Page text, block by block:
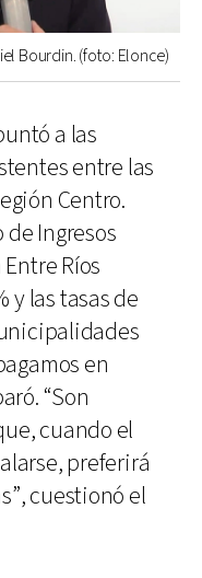
Bourdin. (foto: Elonce)
a las
entre las
Centro.
Ingresos
Ríos
y las tasas de
en
“Son
cuando el
preferirá
cuestionó el